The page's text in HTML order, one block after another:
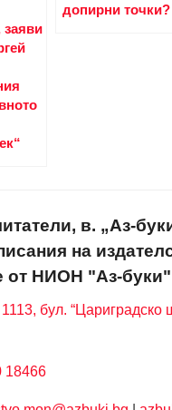
заяви
допирни точки?
в. „Аз-
на
от НИОН "Аз-
бул. “Цариградско
18466